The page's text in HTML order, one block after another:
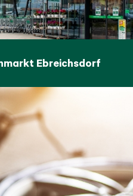
Ebreichsdorf